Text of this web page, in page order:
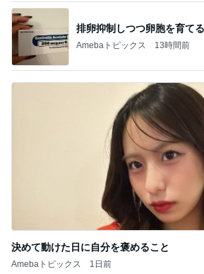
排卵抑制しつつ卵胞を育て
Amebaトピックス 13時間前
決めて動けた日に自分を褒めること
Amebaトピックス 1日前